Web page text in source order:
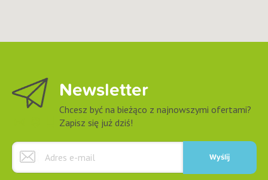
Newsletter
Chcesz być na bieżąco z najnowszymi ofertami?
Zapisz się już dziś!